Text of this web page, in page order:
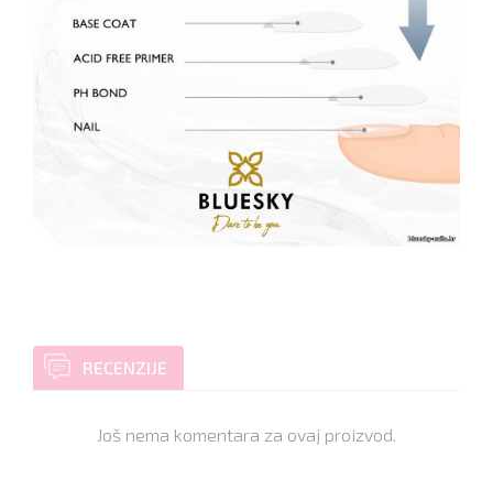
RECENZIJE
Još nema komentara za ovaj proizvod.